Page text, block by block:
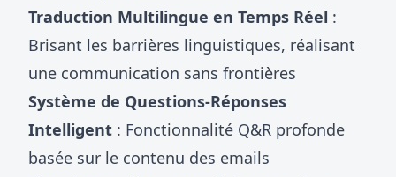
Traduction Multilingue en Temps Réel :
Brisant les barrières linguistiques, réalisant
une communication sans frontières
Système de Questions-Réponses
Intelligent : Fonctionnalité Q&R profonde
basée sur le contenu des emails